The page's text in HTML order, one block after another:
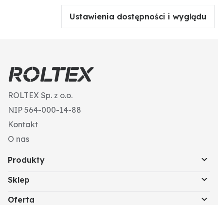
Ustawienia dostępności i wyglądu
ROLTEX Sp. z o.o.
NIP 564-000-14-88
Kontakt
O nas
Produkty
Sklep
Oferta